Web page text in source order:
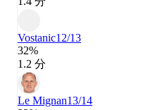
Vostanic12/13
32%
1.2 分
Le Mignan13/14